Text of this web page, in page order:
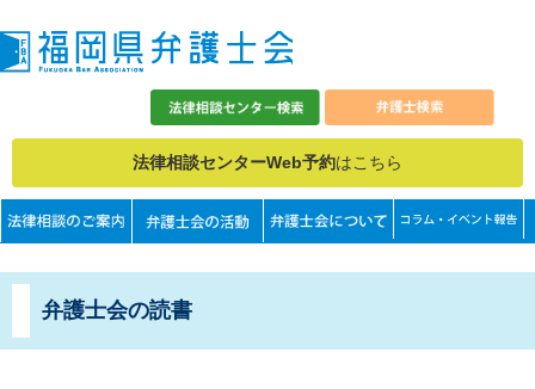
法律相談センターWeb予約はこちら
弁護士会の読書